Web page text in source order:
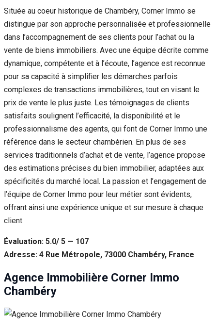
Située au coeur historique de Chambéry, Corner Immo se
distingue par son approche personnalisée et professionnelle
dans l’accompagnement de ses clients pour l’achat ou la
vente de biens immobiliers. Avec une équipe décrite comme
dynamique, compétente et à l’écoute, l’agence est reconnue
pour sa capacité à simplifier les démarches parfois
complexes de transactions immobilières, tout en visant le
prix de vente le plus juste. Les témoignages de clients
satisfaits soulignent l’efficacité, la disponibilité et le
professionnalisme des agents, qui font de Corner Immo une
référence dans le secteur chambérien. En plus de ses
services traditionnels d’achat et de vente, l’agence propose
des estimations précises du bien immobilier, adaptées aux
spécificités du marché local. La passion et l’engagement de
l’équipe de Corner Immo pour leur métier sont évidents,
offrant ainsi une expérience unique et sur mesure à chaque
client.
Évaluation: 5.0/ 5 — 107
Adresse: 4 Rue Métropole, 73000 Chambéry, France
Agence Immobilière Corner Immo
Chambéry